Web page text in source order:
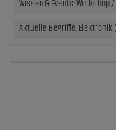
Wissen & Events: Workshop
Aktuelle Begriffe: Elektronik